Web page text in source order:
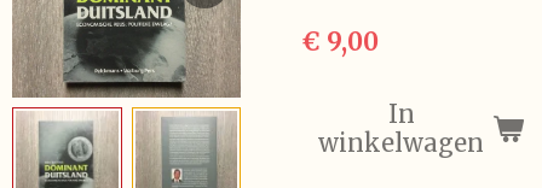
€ 9,00
In
winkelwagen